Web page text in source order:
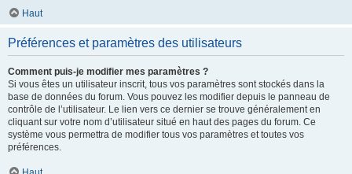
Haut
Préférences et paramètres des utilisateurs
Comment puis-je modifier mes paramètres ?
Si vous êtes un utilisateur inscrit, tous vos paramètres sont stockés dans la
base de données du forum. Vous pouvez les modifier depuis le panneau de
contrôle de l’utilisateur. Le lien vers ce dernier se trouve généralement en
cliquant sur votre nom d’utilisateur situé en haut des pages du forum. Ce
système vous permettra de modifier tous vos paramètres et toutes vos
préférences.